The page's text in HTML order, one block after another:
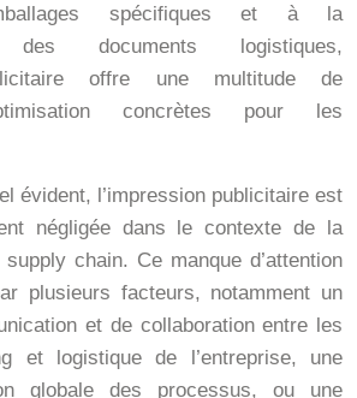
spécifiques et à la
des documents logistiques,
offre une multitude de
concrètes pour les
évident, l’impression publicitaire est
négligée dans le contexte de la
chain. Ce manque d’attention
plusieurs facteurs, notamment un
et de collaboration entre les
et logistique de l’entreprise, une
globale des processus, ou une